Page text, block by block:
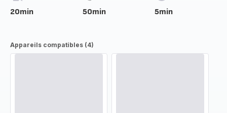
20min 50min 5min
Appareils compatibles (4)